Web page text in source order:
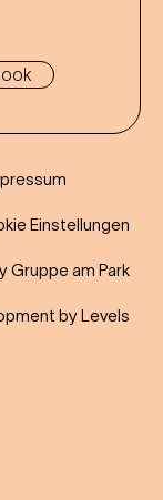
Einstellungen
Gruppe am Park
by Levels